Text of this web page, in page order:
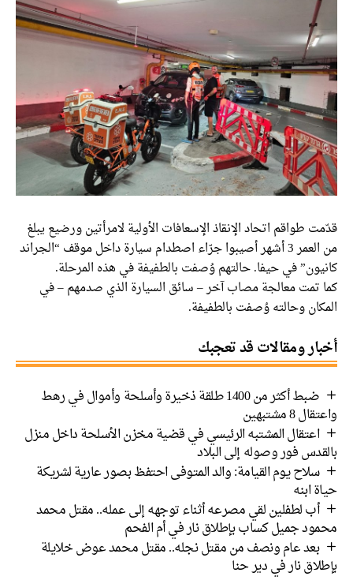
قدّمت طواقم اتحاد الإنقاذ الإسعافات الأولية لامرأتين ورضيع يبلغ
من العمر 3 أشهر أصيبوا جرّاء اصطدام سيارة داخل موقف “الجراند
كانيون” في حيفا. حالتهم وُصفت بالطفيفة في هذه المرحلة.
كما تمت معالجة مصاب آخر – سائق السيارة الذي صدمهم – في
المكان وحالته وُصفت بالطفيفة.
أخبار ومقالات قد تعجبك
ضبط أكثر من 1400 طلقة ذخيرة وأسلحة وأموال في رهط
واعتقال 8 مشتبهين
اعتقال المشتبه الرئيسي في قضية مخزن الأسلحة داخل منزل
بالقدس فور وصوله إلى البلاد
سلاح يوم القيامة: والد المتوفى احتفظ بصور عارية لشريكة
حياة ابنه
أب لطفلين لقي مصرعه أثناء توجهه إلى عمله.. مقتل محمد
محمود جميل كساب بإطلاق نار في أم الفحم
بعد عام ونصف من مقتل نجله.. مقتل محمد عوض خلايلة
بإطلاق نار في دير حنا